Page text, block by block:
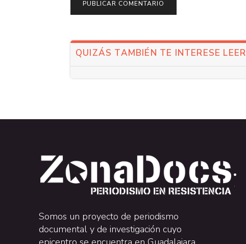
QUIZÁS TAMBIÉN TE INTERESE LEER
.
.
Somos un proyecto de periodismo
documental y de investigación cuyo